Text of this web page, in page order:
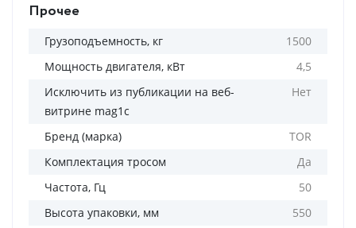
Прочее
Грузоподъемность, кг
1500
Мощность двигателя, кВт
4,5
Исключить из публикации на веб-
витрине mag1c
Нет
Бренд (марка)
TOR
Комплектация тросом
Да
Частота, Гц
50
Высота упаковки, мм
550